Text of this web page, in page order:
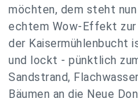
möchten, dem steht
echtem Wow-Effekt zur
der
und lockt - pünktlich
Sandstrand,
Bäumen an die Neue